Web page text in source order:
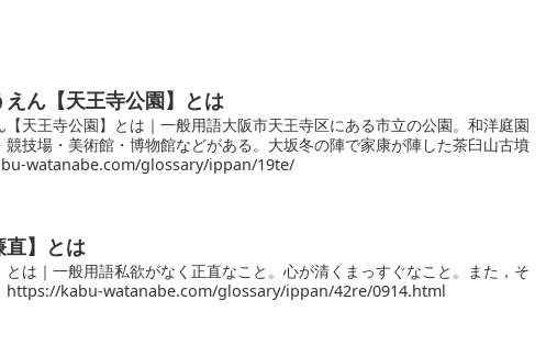
ん【天王寺公園】とは
【天王寺公園】とは｜一般用語大阪市天王寺区にある市立の公園。和洋庭園
競技場・美術館・博物館などがある。大坂冬の陣で家康が陣した茶臼山古墳
watanabe.com/glossary/ippan/19te/
直】とは
とは｜一般用語私欲がなく正直なこと。心が清くまっすぐなこと。また，そ
https://kabu-watanabe.com/glossary/ippan/42re/0914.html